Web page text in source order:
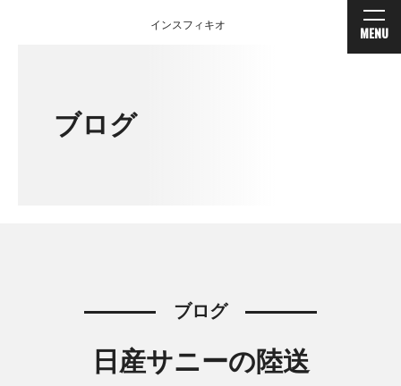
インスフィキオ MENU
ブログ
ブログ
日産サニーの陸送